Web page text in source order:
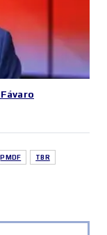
PMDF TBR